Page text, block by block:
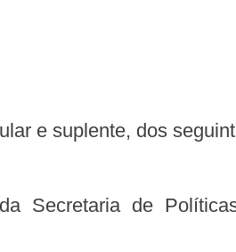
e suplente, dos